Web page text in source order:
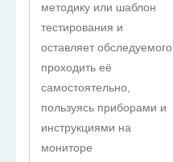
методику или шаблон
тестирования и
оставляет обследуемого
проходить её
самостоятельно,
пользуясь приборами и
инструкциями на
мониторе